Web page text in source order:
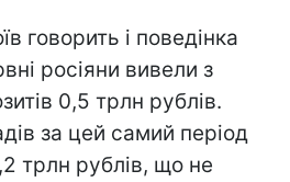
говорить і поведінка
росіяни вивели з
0,5 трлн рублів.
за цей самий період
трлн рублів, що не